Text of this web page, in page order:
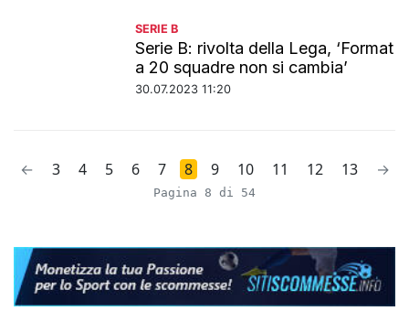
SERIE B
Serie B: rivolta della Lega, ‘Format
a 20 squadre non si cambia’
30.07.2023 11:20
← 3 4 5 6 7 8 9 10 11 12 13 →
Pagina 8 di 54